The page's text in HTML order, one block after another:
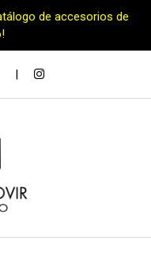
de accesorios de